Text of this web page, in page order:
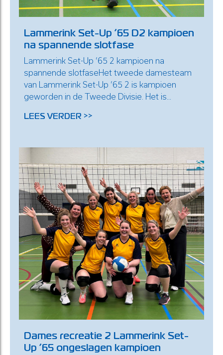
Lammerink Set-Up ’65 D2 kampioen
na spannende slotfase
Lammerink Set-Up ’65 2 kampioen na
spannende slotfaseHet tweede damesteam
van Lammerink Set-Up ’65 2 is kampioen
geworden in de Tweede Divisie. Het is...
LEES VERDER >>
Dames recreatie 2 Lammerink Set-
Up ’65 ongeslagen kampioen